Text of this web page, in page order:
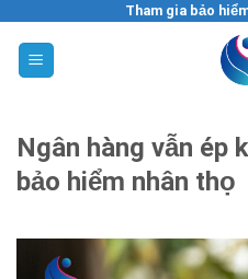
content
Tham gia bảo
Ngân hàng vẫn ép
bảo hiểm nhân thọ